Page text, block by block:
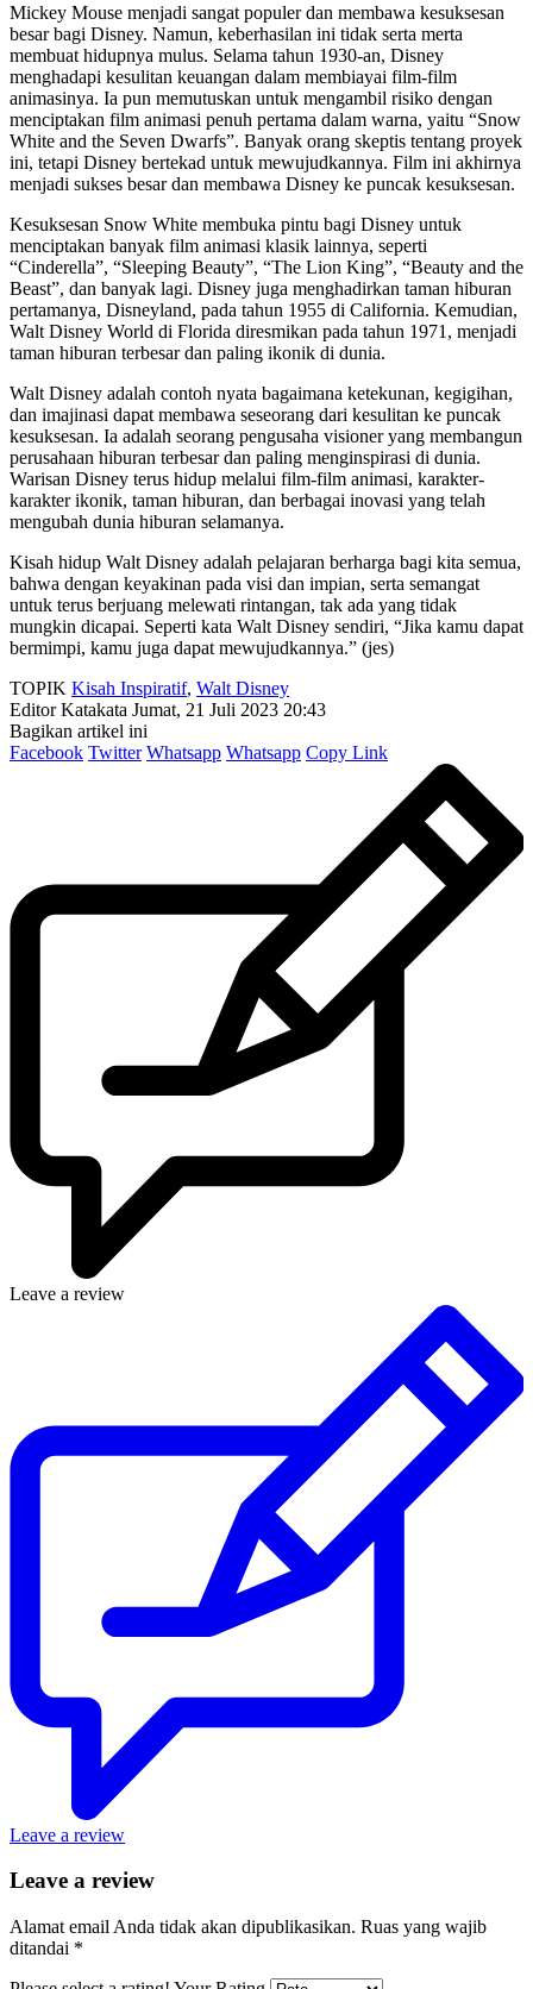
Mickey Mouse menjadi sangat populer dan membawa kesuksesan
besar bagi Disney. Namun, keberhasilan ini tidak serta merta
membuat hidupnya mulus. Selama tahun 1930-an, Disney
menghadapi kesulitan keuangan dalam membiayai film-film
animasinya. Ia pun memutuskan untuk mengambil risiko dengan
menciptakan film animasi penuh pertama dalam warna, yaitu “Snow
White and the Seven Dwarfs”. Banyak orang skeptis tentang proyek
ini, tetapi Disney bertekad untuk mewujudkannya. Film ini akhirnya
menjadi sukses besar dan membawa Disney ke puncak kesuksesan.
Kesuksesan Snow White membuka pintu bagi Disney untuk
menciptakan banyak film animasi klasik lainnya, seperti
“Cinderella”, “Sleeping Beauty”, “The Lion King”, “Beauty and the
Beast”, dan banyak lagi. Disney juga menghadirkan taman hiburan
pertamanya, Disneyland, pada tahun 1955 di California. Kemudian,
Walt Disney World di Florida diresmikan pada tahun 1971, menjadi
taman hiburan terbesar dan paling ikonik di dunia.
Walt Disney adalah contoh nyata bagaimana ketekunan, kegigihan,
dan imajinasi dapat membawa seseorang dari kesulitan ke puncak
kesuksesan. Ia adalah seorang pengusaha visioner yang membangun
perusahaan hiburan terbesar dan paling menginspirasi di dunia.
Warisan Disney terus hidup melalui film-film animasi, karakter-
karakter ikonik, taman hiburan, dan berbagai inovasi yang telah
mengubah dunia hiburan selamanya.
Kisah hidup Walt Disney adalah pelajaran berharga bagi kita semua,
bahwa dengan keyakinan pada visi dan impian, serta semangat
untuk terus berjuang melewati rintangan, tak ada yang tidak
mungkin dicapai. Seperti kata Walt Disney sendiri, “Jika kamu dapat
bermimpi, kamu juga dapat mewujudkannya.” (jes)
TOPIK Kisah Inspiratif, Walt Disney
Editor Katakata Jumat, 21 Juli 2023 20:43
Bagikan artikel ini
Facebook Twitter Whatsapp Whatsapp Copy Link
Leave a review
Leave a review
Leave a review
Alamat email Anda tidak akan dipublikasikan. Ruas yang wajib
ditandai *